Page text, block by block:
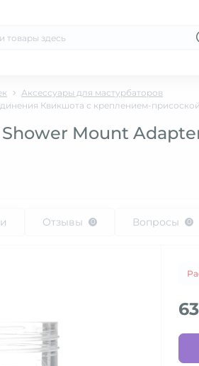
Аксессуары для мастурбаторов
Квикшота с креплением-присоской
Mount
Отзывы 0 Вопросы 0